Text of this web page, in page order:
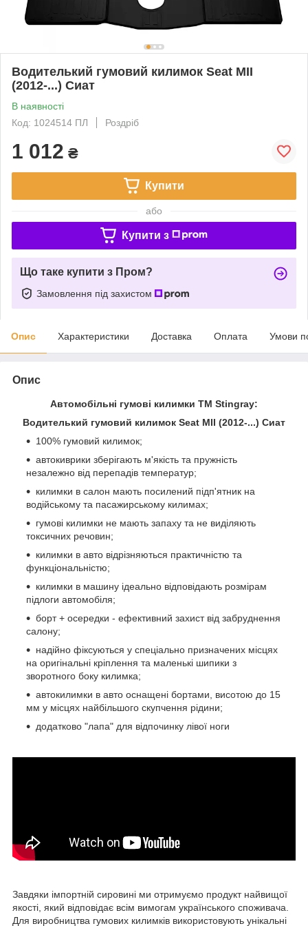
Водителький гумовий килимок Seat MII
(2012-...) Сиат
В наявності
Код: 1024514 ПЛ
Роздріб
1 012 ₴
Купити
або
Купити з
Що таке купити з Пром?
Замовлення під захистом
Опис Характеристики Доставка Оплата Умови
Опис
Автомобільні гумові килимки ТМ Stingray:
Водителький гумовий килимок Seat MII (2012-...) Сиат
100% гумовий килимок;
автокиврики зберігають м'якість та пружність
незалежно від перепадів температур;
килимки в салон мають посилений підп'ятник на
водійському та пасажирському килимах;
гумові килимки не мають запаху та не виділяють
токсичних речовин;
килимки в авто відрізняються практичністю та
функціональністю;
килимки в машину ідеально відповідають розмірам
підлоги автомобіля;
борт + осередки - ефективний захист від забруднення
салону;
надійно фіксуються у спеціально призначених місцях
на оригінальні кріплення та маленькі шипики з
зворотного боку килимка;
автокилимки в авто оснащені бортами, висотою до 15
мм у місцях найбільшого скупчення рідини;
додатково "лапа" для відпочинку лівої ноги
Завдяки імпортній сировині ми отримуємо продукт найвищої
якості, який відповідає всім вимогам українського споживача.
Для виробництва гумових килимків використовують унікальні